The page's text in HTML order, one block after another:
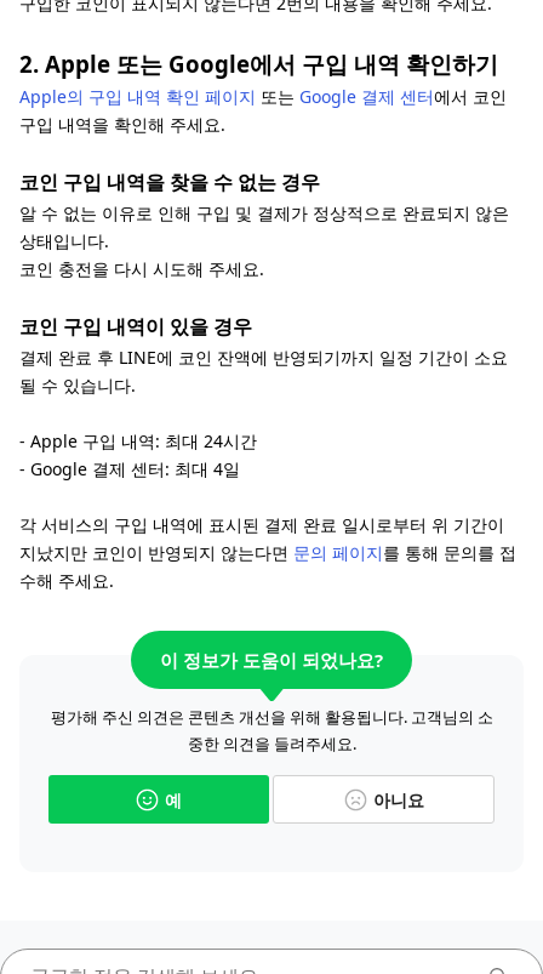
2. Apple 또는 Google에서 구입 내역 확인하기
Apple의 구입 내역 확인 페이지 또는 Google 결제 센터에서 코인
구입 내역을 확인해 주세요.
코인 구입 내역을 찾을 수 없는 경우
알 수 없는 이유로 인해 구입 및 결제가 정상적으로 완료되지 않은
상태입니다.
코인 충전을 다시 시도해 주세요.
코인 구입 내역이 있을 경우
결제 완료 후 LINE에 코인 잔액에 반영되기까지 일정 기간이 소요
될 수 있습니다.
- Apple 구입 내역: 최대 24시간
- Google 결제 센터: 최대 4일
각 서비스의 구입 내역에 표시된 결제 완료 일시로부터 위 기간이
지났지만 코인이 반영되지 않는다면 문의 페이지를 통해 문의를 접
수해 주세요.
이 정보가 도움이 되었나요?
평가해 주신 의견은 콘텐츠 개선을 위해 활용됩니다. 고객님의 소
중한 의견을 들려주세요.
예 아니요